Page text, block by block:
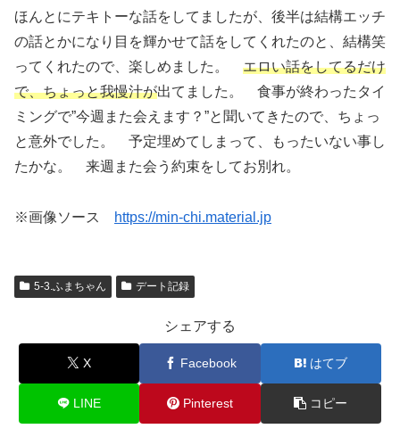
ほんとにテキトーな話をしてましたが、後半は結構エッチ
の話とかになり目を輝かせて話をしてくれたのと、結構笑
ってくれたので、楽しめました。 エロい話をしてるだけ
で、ちょっと我慢汁が出てました。 食事が終わったタイ
ミングで”今週また会えます？”と聞いてきたので、ちょっ
と意外でした。 予定埋めてしまって、もったいない事し
たかな。 来週また会う約束をしてお別れ。
※画像ソース https://min-chi.material.jp
5-3.ふまちゃん デート記録
シェアする
X Facebook はてブ
LINE Pinterest コピー